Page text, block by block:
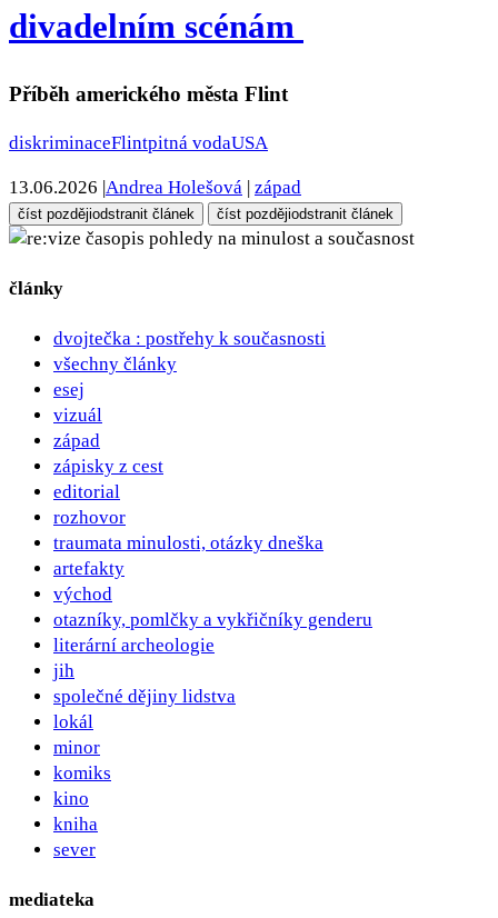
divadelním scénám
Příběh amerického města Flint
diskriminaceFlintpitná vodaUSA
13.06.2026 |Andrea Holešová | západ
číst pozdějiodstranit článek číst pozdějiodstranit článek
pohledy na minulost a současnost
články
dvojtečka : postřehy k současnosti
všechny články
esej
vizuál
západ
zápisky z cest
editorial
rozhovor
traumata minulosti, otázky dneška
artefakty
východ
otazníky, pomlčky a vykřičníky genderu
literární archeologie
jih
společné dějiny lidstva
lokál
minor
komiks
kino
kniha
sever
mediateka